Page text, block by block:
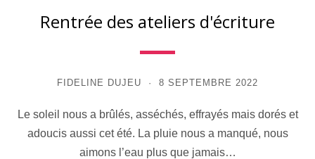
Rentrée des ateliers d'écriture
FIDELINE DUJEU 8 SEPTEMBRE 2022
Le soleil nous a brûlés, asséchés, effrayés mais dorés et
adoucis aussi cet été. La pluie nous a manqué, nous
aimons l’eau plus que jamais…